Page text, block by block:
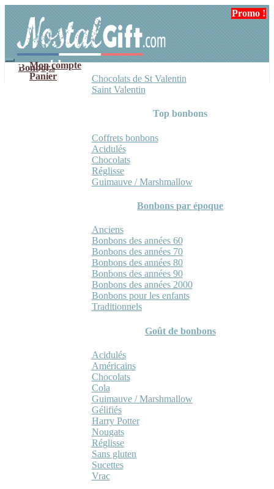
navigation
contenu
Mon compte
Panier
Bonbons
Chocolats de St Valentin
Saint Valentin
Top bonbons
Coffrets bonbons
Acidulés
Chocolats
Réglisse
Guimauve / Marshmallow
Bonbons par époque
Anciens
Bonbons des années 60
Bonbons des années 70
Bonbons des années 80
Bonbons des années 90
Bonbons des années 2000
Bonbons pour les enfants
Traditionnels
Goût de bonbons
Acidulés
Américains
Chocolats
Cola
Guimauve / Marshmallow
Gélifiés
Harry Potter
Nougats
Réglisse
Sans gluten
Sucettes
Vrac
Promo !